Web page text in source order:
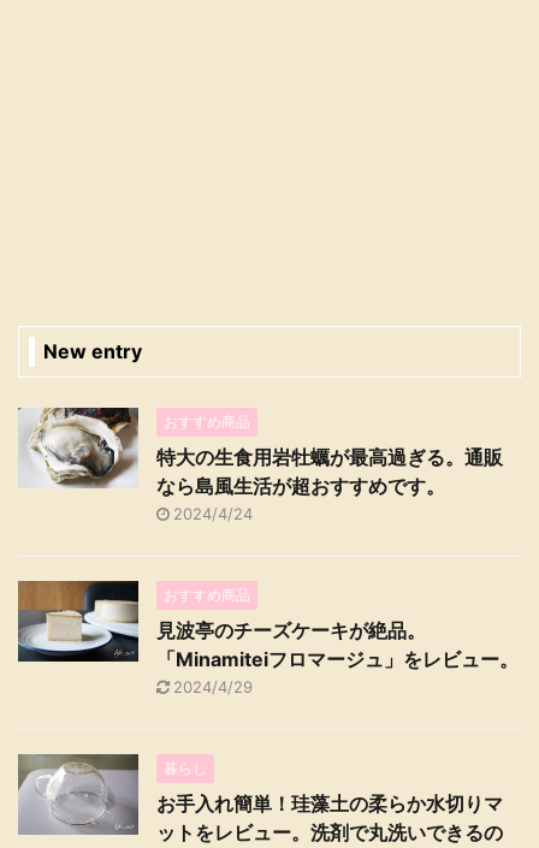
New entry
おすすめ商品
特大の生食用岩牡蠣が最高過ぎる。通販
なら島風生活が超おすすめです。
2024/4/24
おすすめ商品
見波亭のチーズケーキが絶品。
「Minamiteiフロマージュ」をレビュー。
2024/4/29
暮らし
お手入れ簡単！珪藻土の柔らか水切りマ
ットをレビュー。洗剤で丸洗いできるの